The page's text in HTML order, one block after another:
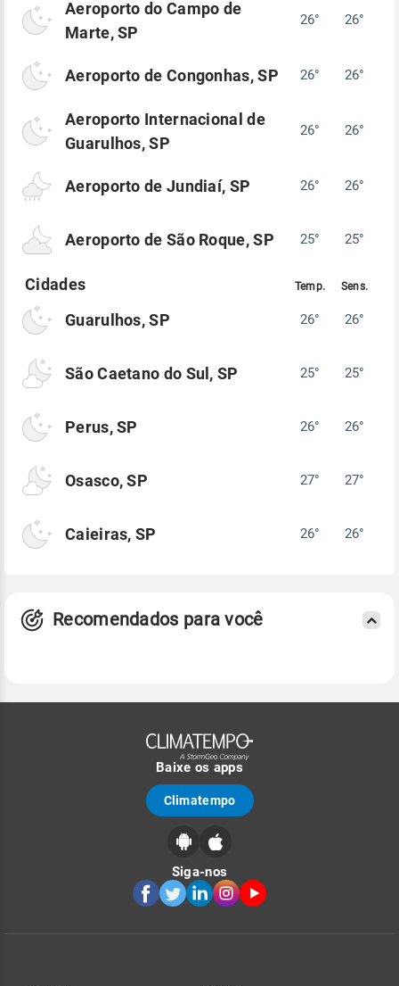
Aeroporto do Campo de
Marte, SP
26° 26°
Aeroporto de Congonhas, SP 26° 26°
Aeroporto Internacional de
Guarulhos, SP
26° 26°
Aeroporto de Jundiaí, SP 26° 26°
Aeroporto de São Roque, SP 25° 25°
Guarulhos, SP 26° 26°
São Caetano do Sul, SP 25° 25°
Perus, SP 26° 26°
Osasco, SP 27° 27°
Caieiras, SP 26° 26°
Recomendados para você
Baixe os apps
Climatempo
Siga-nos